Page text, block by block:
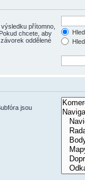
přítomno,
chcete, aby
oddělené
jsou